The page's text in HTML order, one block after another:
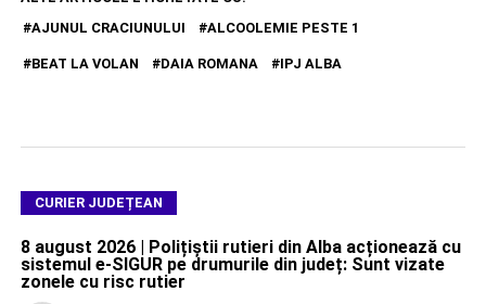
AJUNUL CRACIUNULUI
ALCOOLEMIE PESTE 1
BEAT LA VOLAN DAIA ROMANA IPJ ALBA
CURIER JUDEȚEAN
8 august 2026 | Polițiștii rutieri din Alba acționează cu
sistemul e-SIGUR pe drumurile din județ: Sunt vizate
zonele cu risc rutier